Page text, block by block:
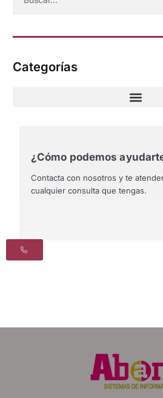
Categorías
¿Cómo podemos
Contacta con nosotros y te
cualquier consulta que tengas.